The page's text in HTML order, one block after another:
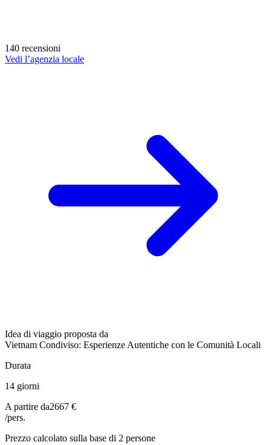
140 recensioni
Vedi l’agenzia locale
Idea di viaggio proposta da
Vietnam Condiviso: Esperienze Autentiche con le Comunità Locali
Durata
14 giorni
A partire da2667 €
/pers.
Prezzo calcolato sulla base di 2 persone